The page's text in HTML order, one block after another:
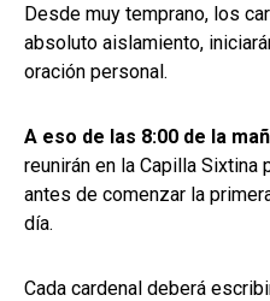
Desde muy temprano, los
absoluto aislamiento,
oración personal.
A eso de las 8:00 de la
reunirán en la Capilla Sixtina
antes de comenzar la
día.
Cada cardenal deberá